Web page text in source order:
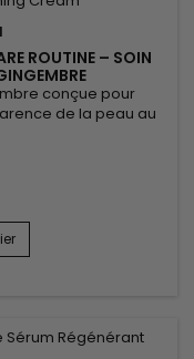
ROUTINE – SOIN
conçue pour
de la peau au
plus uniforme.